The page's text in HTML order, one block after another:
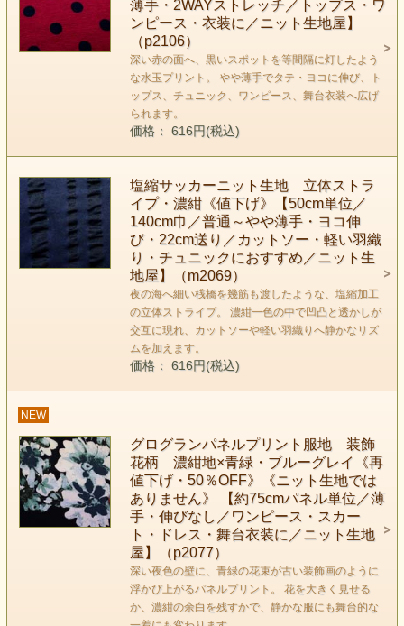
薄手・2WAYストレッチ／トップス・ワ
ンピース・衣装に／ニット生地屋】
（p2106）
深い赤の面へ、黒いスポットを等間隔に灯したよう
な水玉プリント。 やや薄手でタテ・ヨコに伸び、ト
ップス、チュニック、ワンピース、舞台衣装へ広げ
られます。
価格： 616円(税込)
塩縮サッカーニット生地 立体ストラ
イプ・濃紺《値下げ》【50cm単位／
140cm巾／普通～やや薄手・ヨコ伸
び・22cm送り／カットソー・軽い羽織
り・チュニックにおすすめ／ニット生
地屋】（m2069）
夜の海へ細い桟橋を幾筋も渡したような、塩縮加工
の立体ストライプ。 濃紺一色の中で凹凸と透かしが
交互に現れ、カットソーや軽い羽織りへ静かなリズ
ムを加えます。
価格： 616円(税込)
NEW
グログランパネルプリント服地 装飾
花柄 濃紺地×青緑・ブルーグレイ《再
値下げ・50％OFF》《ニット生地では
ありません》 【約75cmパネル単位／薄
手・伸びなし／ワンピース・スカー
ト・ドレス・舞台衣装に／ニット生地
屋】（p2077）
深い夜色の壁に、青緑の花束が古い装飾画のように
浮かび上がるパネルプリント。 花を大きく見せる
か、濃紺の余白を残すかで、静かな服にも舞台的な